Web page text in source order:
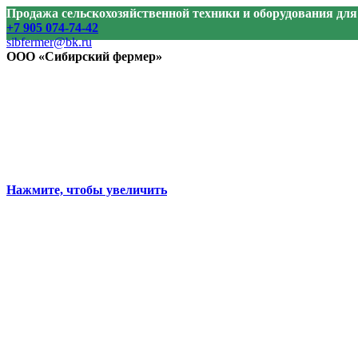
Продажа сельскохозяйственной техники и оборудования
+7 905 074-74-42
sibfermer@bk.ru
ООО «Сибирский фермер»
Нажмите, чтобы увеличить